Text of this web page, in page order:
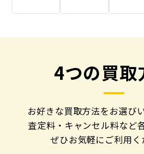
4つの買取
お好きな買取方法をお選び
査定料・キャンセル料など
ぜひお気軽にご利用く